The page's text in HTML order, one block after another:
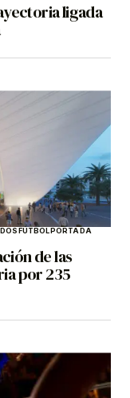
ligada
FÚTBOL PORTADA
de las
por 235